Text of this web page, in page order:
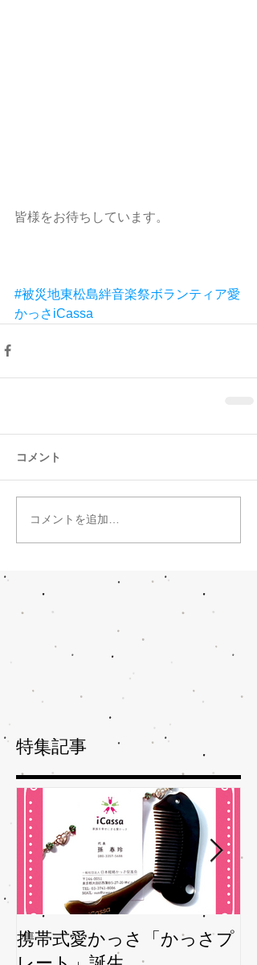
皆様をお待ちしています。
#被災地東松島絆音楽祭ボランティア愛
かっさiCassa
コメント
コメントを追加…
特集記事
携帯式愛かっさ「かっさプ